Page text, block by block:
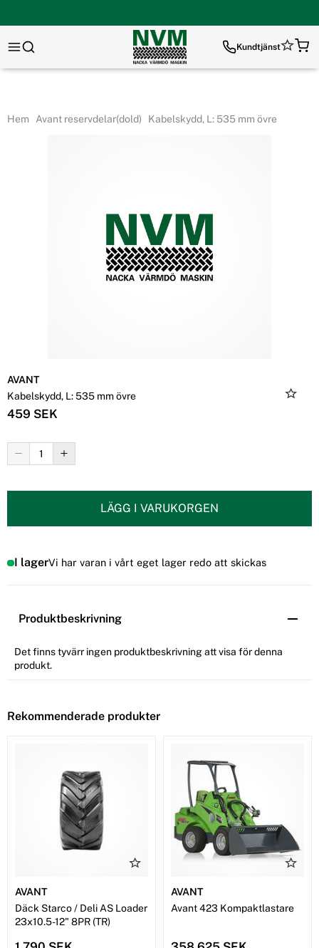
Kundtjänst
Hem Avant reservdelar(dold) Kabelskydd, L: 535 mm övre
AVANT
Kabelskydd, L: 535 mm övre
459 SEK
LÄGG I VARUKORGEN
I lagerVi har varan i vårt eget lager redo att skickas
Produktbeskrivning
Det finns tyvärr ingen produktbeskrivning att visa för denna
produkt.
Rekommenderade produkter
AVANT
Däck Starco / Deli AS Loader
23x10.5-12" 8PR (TR)
AVANT
Avant 423 Kompaktlastare